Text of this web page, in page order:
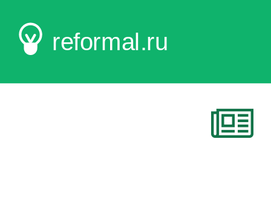
reformal.ru